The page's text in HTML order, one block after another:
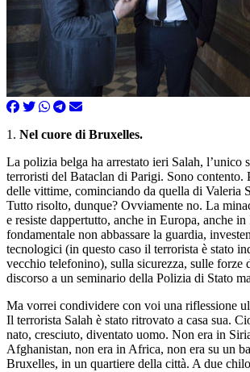
1. Nel cuore di Bruxelles.
La polizia belga ha arrestato ieri Salah, l’unico
terroristi del Bataclan di Parigi. Sono contento.
delle vittime, cominciando da quella di Valeria
Tutto risolto, dunque? Ovviamente no. La
e resiste dappertutto, anche in Europa, anche
fondamentale non abbassare la guardia,
tecnologici (in questo caso il terrorista è stato
vecchio telefonino), sulla sicurezza, sulle forze
discorso a un seminario della Polizia di Stato
Ma vorrei condividere con voi una riflessione
Il terrorista Salah è stato ritrovato a casa sua.
nato, cresciuto, diventato uomo. Non era in
Afghanistan, non era in Africa, non era su un
Bruxelles, in un quartiere della città. A due